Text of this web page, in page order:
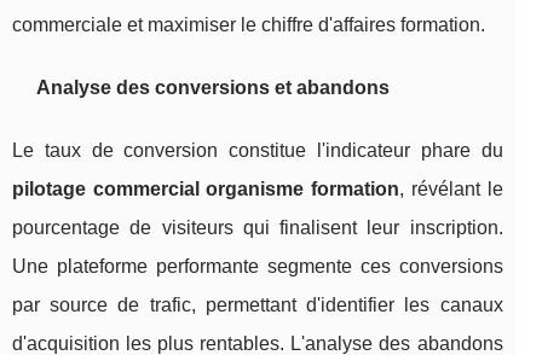
commerciale et maximiser le chiffre d'affaires formation.
Analyse des conversions et abandons
Le taux de conversion constitue l'indicateur phare du
pilotage commercial organisme formation, révélant le
pourcentage de visiteurs qui finalisent leur inscription.
Une plateforme performante segmente ces conversions
par source de trafic, permettant d'identifier les canaux
d'acquisition les plus rentables. L'analyse des abandons